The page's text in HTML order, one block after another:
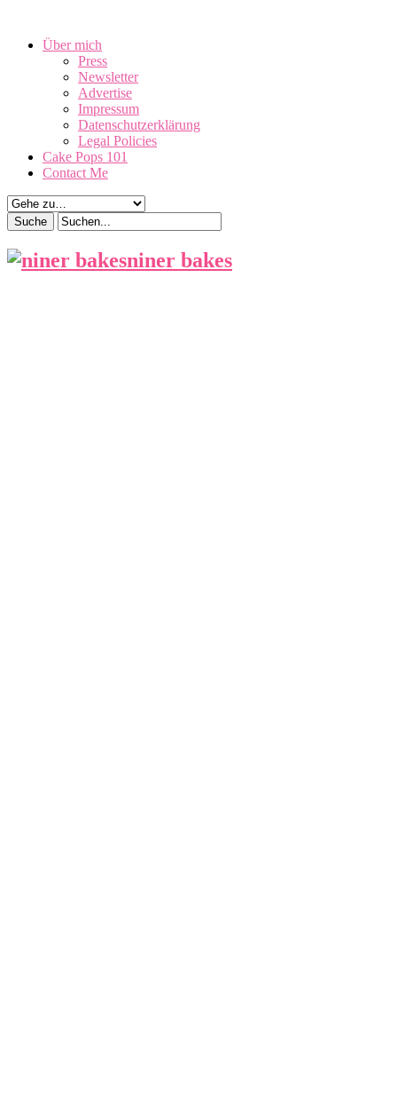
Über mich
Press
Newsletter
Advertise
Impressum
Datenschutzerklärung
Legal Policies
Cake Pops 101
Contact Me
niner bakes